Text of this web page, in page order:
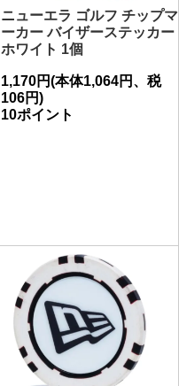
ニューエラ ゴルフ チップマ
ーカー バイザーステッカー
ホワイト 1個
1,170円(本体1,064円、税
106円)
10ポイント